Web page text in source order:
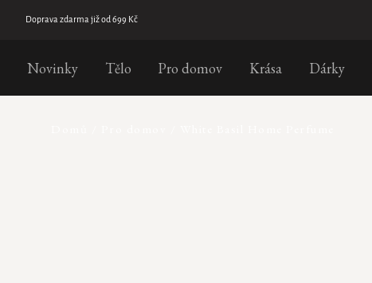
Doprava zdarma již od 699 Kč
Novinky Tělo Pro domov Krása Dárky